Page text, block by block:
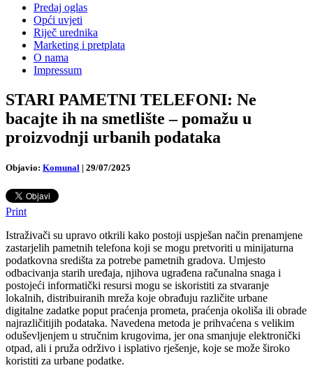
Predaj oglas
Opći uvjeti
Riječ urednika
Marketing i pretplata
O nama
Impressum
STARI PAMETNI TELEFONI: Ne
bacajte ih na smetlište – pomažu u
proizvodnji urbanih podataka
Objavio: Komunal | 29/07/2025
Print
Istraživači su upravo otkrili kako postoji uspješan način prenamjene
zastarjelih pametnih telefona koji se mogu pretvoriti u minijaturna
podatkovna središta za potrebe pametnih gradova. Umjesto
odbacivanja starih uređaja, njihova ugrađena računalna snaga i
postojeći informatički resursi mogu se iskoristiti za stvaranje
lokalnih, distribuiranih mreža koje obrađuju različite urbane
digitalne zadatke poput praćenja prometa, praćenja okoliša ili obrade
najrazličitijih podataka. Navedena metoda je prihvaćena s velikim
oduševljenjem u stručnim krugovima, jer ona smanjuje elektronički
otpad, ali i pruža održivo i isplativo rješenje, koje se može široko
koristiti za urbane podatke.